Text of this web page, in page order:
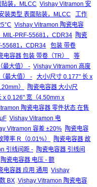
装，MLCC Vishay Vitramon 安
装类型 表面贴装，MLCC
工作
Vishay Vitramon 陶瓷电容
MIL-PRF-55681，CDR34 陶瓷
55681，CDR34
包装 带卷
容器 包装 带卷（TR）
等
最大值） - Vishay Vitramon 高度
最大值） -
大小/尺寸 0.177" 长 x
）
陶瓷电容器 大小/尺
x 0.126" 宽（4.50mm x
陶瓷电容器 零件状态 在售
Vishay Vitramon 电
Vitramon 容差 ±20% 陶瓷电容
率 R（0.01%）
陶瓷电容器 故
引线间距 - 陶瓷电容器 引线间
陶瓷电容器 电压 - 额
电容器 应用 通用 Vishay
BX Vishay Vitramon 陶瓷电容